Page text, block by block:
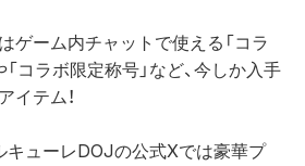
ゲーム内チャットで使える「コラ
コラボ限定称号」など、今しか入手
イテム！
キューレDOJの公式Xでは豪華プ